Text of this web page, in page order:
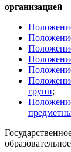
организацией
групп;